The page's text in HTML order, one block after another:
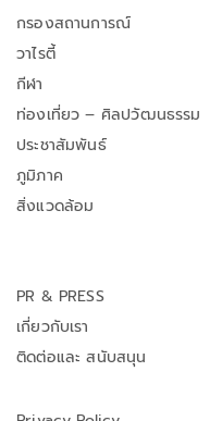
กรองสถานการณ์
วาไรตี้
กีฬา
ท่องเที่ยว – ศิลปวัฒนธรรม
ประชาสัมพันธ์
ภูมิภาค
สิ่งแวดล้อม
PR & PRESS
เกี่ยวกับเรา
ติดต่อและ สนับสนุน